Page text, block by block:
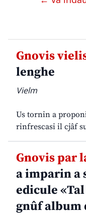
Gnovis
lenghe
Vielm
Us tornin a
rinfrescasi il cjâf
Gnovis par
a imparin a
edicule
gnûf album